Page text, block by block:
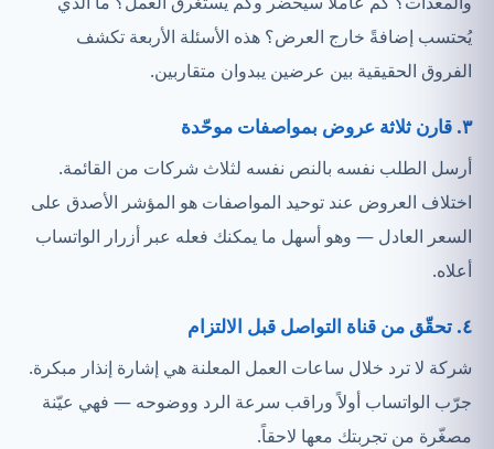
يُحتسب إضافةً خارج العرض؟ هذه الأسئلة الأربعة تكشف
الفروق الحقيقية بين عرضين يبدوان متقاربين.
٣. قارن ثلاثة عروض بمواصفات موحّدة
أرسل الطلب نفسه بالنص نفسه لثلاث شركات من القائمة.
اختلاف العروض عند توحيد المواصفات هو المؤشر الأصدق على
السعر العادل — وهو أسهل ما يمكنك فعله عبر أزرار الواتساب
أعلاه.
٤. تحقّق من قناة التواصل قبل الالتزام
شركة لا ترد خلال ساعات العمل المعلنة هي إشارة إنذار مبكرة.
جرّب الواتساب أولاً وراقب سرعة الرد ووضوحه — فهي عيّنة
مصغّرة من تجربتك معها لاحقاً.